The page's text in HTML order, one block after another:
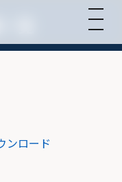
ンロード